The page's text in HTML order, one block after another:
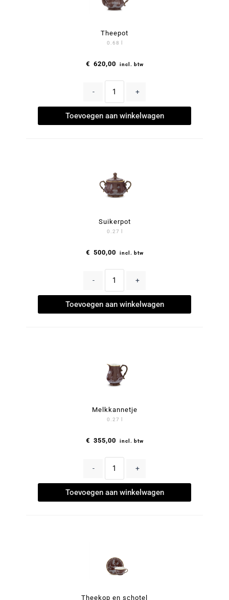
Theepot
0.68 l
€ 620,00 incl. btw
- +
Toevoegen aan winkelwagen
Suikerpot
0.27 l
€ 500,00 incl. btw
- +
Toevoegen aan winkelwagen
Melkkannetje
0.27 l
€ 355,00 incl. btw
- +
Toevoegen aan winkelwagen
Theekop en schotel